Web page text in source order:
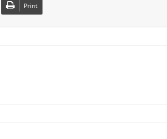
Print